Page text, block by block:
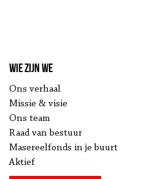
Wie zijn we
Ons verhaal
Missie & visie
Ons team
Raad van bestuur
Masereelfonds in je buurt
Aktief